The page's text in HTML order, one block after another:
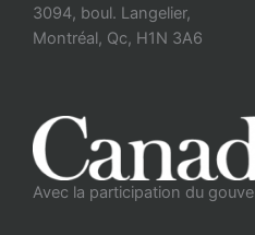
3094, boul. Langelier,
Montréal, Qc, H1N 3A6
Avec la participation du